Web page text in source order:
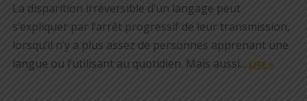
La disparition irréversible d’un langage peut
s’expliquer par l’arrêt progressif de leur transmission,
lorsqu’il n’y a plus assez de personnes apprenant une
langue ou l’utilisant au quotidien. Mais aussi... LIRE »